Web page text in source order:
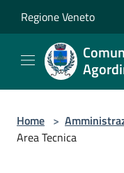
Regione Veneto
Home >
Area Tecnica